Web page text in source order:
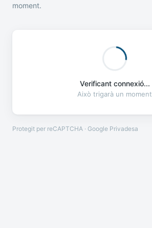
moment.
Verificant connexió...
Això trigarà un moment
Protegit per reCAPTCHA · Google Privadesa